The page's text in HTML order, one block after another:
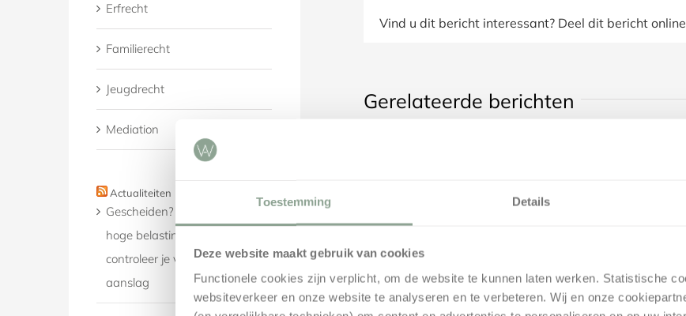
Toestemming Details
Deze website maakt gebruik van cookies
Functionele cookies zijn verplicht, om de website te kunnen laten werken. Statistische
websiteverkeer en onze website te analyseren en te verbeteren. Wij en onze
Vind u dit bericht interessant? Deel dit bericht
Gerelateerde berichten
Een zitting, wat kunt u
verwachten?
Gezinshuisouder en voogd: wat
zijn uw rechten ten opzichte van
Ongehuwd
rekening met de
Erfrecht
Familierecht
Jeugdrecht
Mediation
Actualiteiten
Gescheiden? Voorkom een
hoge belastingrekening en
controleer je voorlopige
aanslag